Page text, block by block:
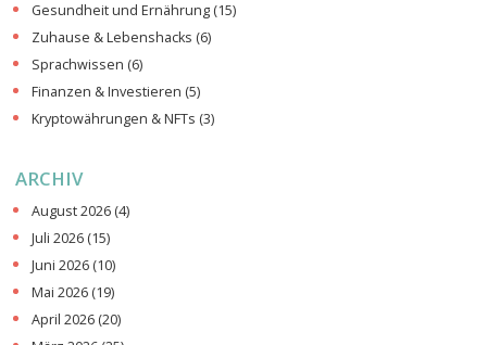
Gesundheit und Ernährung (15)
Zuhause & Lebenshacks (6)
Sprachwissen (6)
Finanzen & Investieren (5)
Kryptowährungen & NFTs (3)
ARCHIV
August 2026 (4)
Juli 2026 (15)
Juni 2026 (10)
Mai 2026 (19)
April 2026 (20)